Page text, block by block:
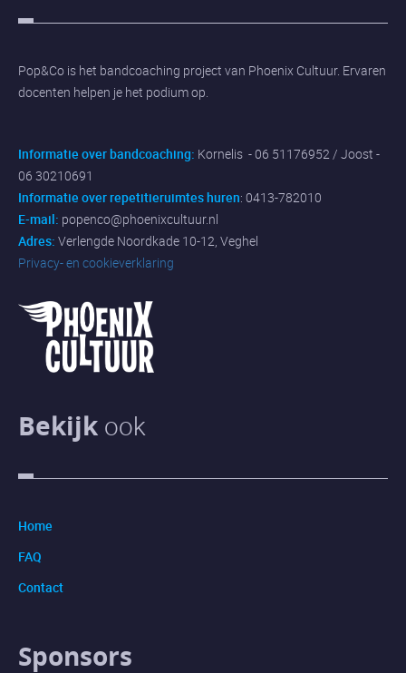
Pop&Co is het bandcoaching project van Phoenix Cultuur. Ervaren
docenten helpen je het podium op.
Informatie over bandcoaching: Kornelis - 06 51176952 / Joost -
06 30210691
Informatie over repetitieruimtes huren: 0413-782010
E-mail: popenco@phoenixcultuur.nl
Adres: Verlengde Noordkade 10-12, Veghel
Privacy- en cookieverklaring
Bekijk ook
Home
FAQ
Contact
Sponsors